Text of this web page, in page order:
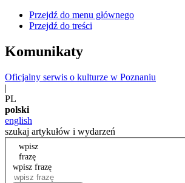
Przejdź do menu głównego
Przejdź do treści
Komunikaty
Oficjalny serwis o kulturze w Poznaniu
|
PL
polski
english
szukaj artykułów i wydarzeń
wpisz
frazę
wpisz frazę